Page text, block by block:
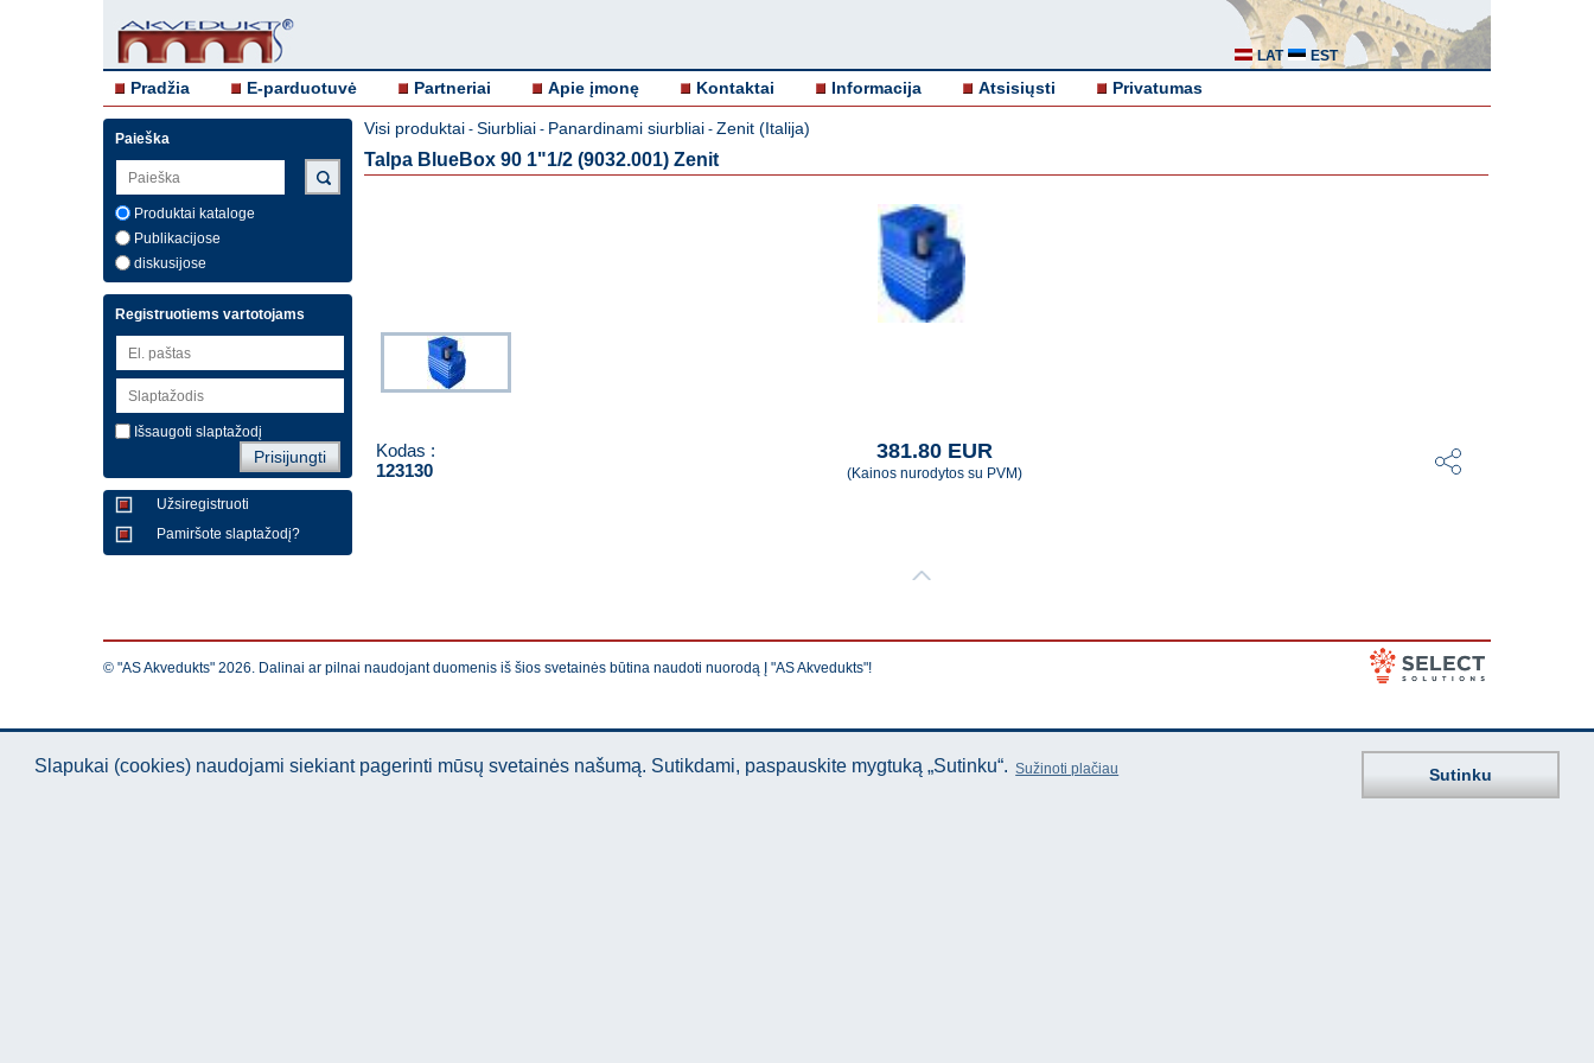
LAT EST
Pradžia E-parduotuvė Partneriai Apie įmonę Kontaktai Informacija Atsisiųsti Privatumas
Paieška
Produktai kataloge
Publikacijose
diskusijose
Registruotiems vartotojams
Išsaugoti slaptažodį
Užsiregistruoti
Pamiršote slaptažodį?
Visi produktai - Siurbliai - Panardinami siurbliai - Zenit (Italija)
Talpa BlueBox 90 1"1/2 (9032.001) Zenit
Kodas :
123130
381.80 EUR
(Kainos nurodytos su PVM)
© "AS Akvedukts" 2026. Dalinai ar pilnai naudojant duomenis iš šios svetainės būtina naudoti nuorodą Į "AS Akvedukts"!
Slapukai (cookies) naudojami siekiant pagerinti mūsų svetainės našumą. Sutikdami, paspauskite mygtuką „Sutinku“. Sužinoti plačiau Sutinku